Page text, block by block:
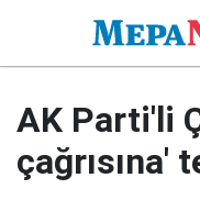
AK Parti'li
çağrısına'